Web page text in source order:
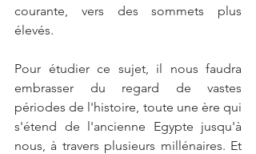
courante, vers des sommets plus
élevés.
Pour étudier ce sujet, il nous faudra
embrasser du regard de vastes
périodes de l'histoire, toute une ère qui
s'étend de l'ancienne Egypte jusqu'à
nous, à travers plusieurs millénaires. Et